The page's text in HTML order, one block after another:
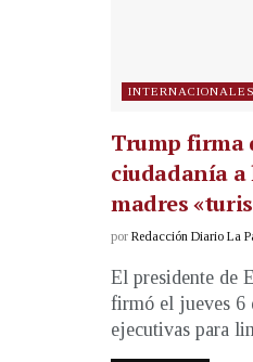
INTERNACIONALES
Trump firma
ciudadanía
madres
por Redacción Diario La
El presidente de
firmó el jueves 6
ejecutivas para